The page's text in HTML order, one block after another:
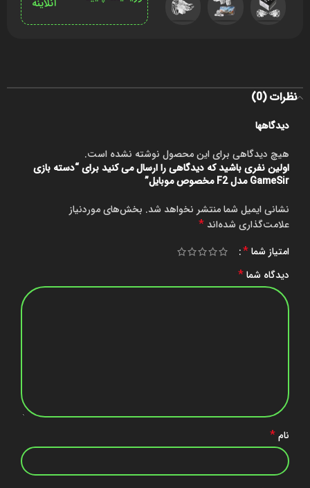
نظرات (0)
دیدگاهها
هیچ دیدگاهی برای این محصول نوشته نشده است.
اولین نفری باشید که دیدگاهی را ارسال می کنید برای “دسته بازی
GameSir مدل F2 مخصوص موبایل”
نشانی ایمیل شما منتشر نخواهد شد. بخش‌های موردنیاز
علامت‌گذاری شده‌اند *
امتیاز شما*
دیدگاه شما*
نام*